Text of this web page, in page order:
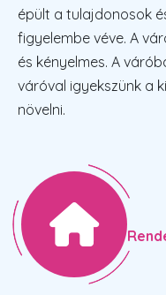
épült a tulajdonosok
figyelembe véve. A
és kényelmes. A
váróval igyekszünk a
növelni.